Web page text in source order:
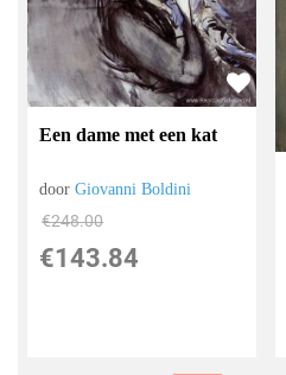
Een dame met een kat
doorGiovanni Boldini
€248.00
€143.84